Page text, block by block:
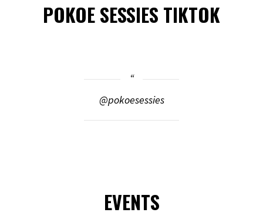
POKOE SESSIES TIKTOK
@pokoesessies
EVENTS